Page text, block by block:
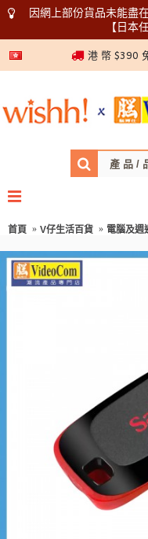
因網上部份貨品未能盡
【日本
港 幣 $390
首頁 V仔生活百貨 電腦及週